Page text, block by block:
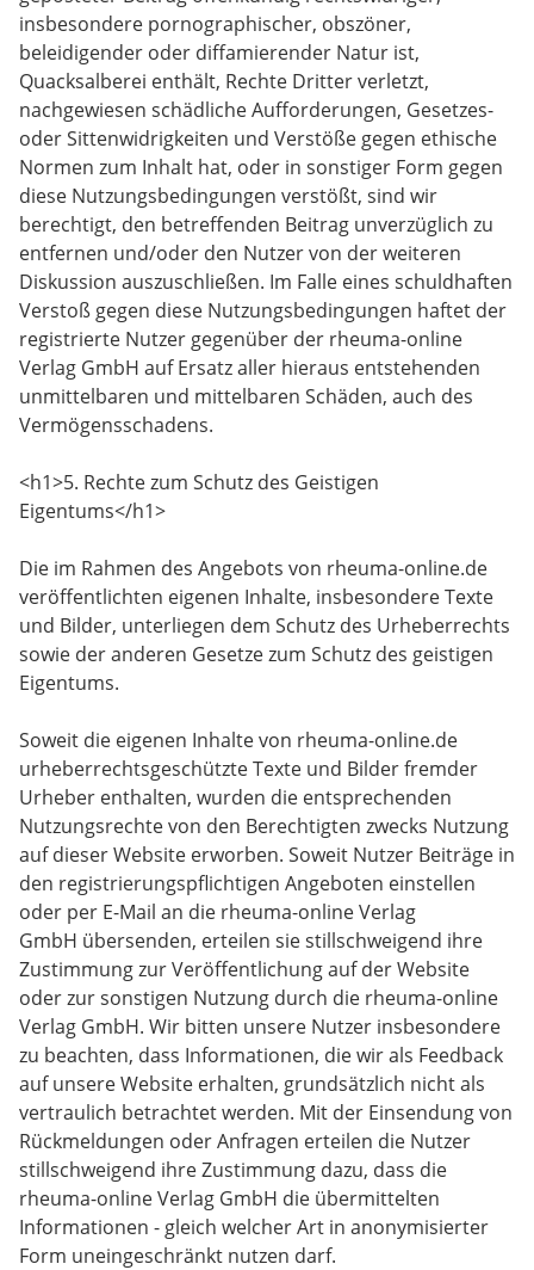
insbesondere pornographischer, obszöner,
beleidigender oder diffamierender Natur ist,
Quacksalberei enthält, Rechte Dritter verletzt,
nachgewiesen schädliche Aufforderungen, Gesetzes-
oder Sittenwidrigkeiten und Verstöße gegen ethische
Normen zum Inhalt hat, oder in sonstiger Form gegen
diese Nutzungsbedingungen verstößt, sind wir
berechtigt, den betreffenden Beitrag unverzüglich zu
entfernen und/oder den Nutzer von der weiteren
Diskussion auszuschließen. Im Falle eines schuldhaften
Verstoß gegen diese Nutzungsbedingungen haftet der
registrierte Nutzer gegenüber der rheuma-online
Verlag GmbH auf Ersatz aller hieraus entstehenden
unmittelbaren und mittelbaren Schäden, auch des
Vermögensschadens.
<h1>5. Rechte zum Schutz des Geistigen
Eigentums</h1>
Die im Rahmen des Angebots von rheuma-online.de
veröffentlichten eigenen Inhalte, insbesondere Texte
und Bilder, unterliegen dem Schutz des Urheberrechts
sowie der anderen Gesetze zum Schutz des geistigen
Eigentums.
Soweit die eigenen Inhalte von rheuma-online.de
urheberrechtsgeschützte Texte und Bilder fremder
Urheber enthalten, wurden die entsprechenden
Nutzungsrechte von den Berechtigten zwecks Nutzung
auf dieser Website erworben. Soweit Nutzer Beiträge in
den registrierungspflichtigen Angeboten einstellen
oder per E-Mail an die rheuma-online Verlag
GmbH übersenden, erteilen sie stillschweigend ihre
Zustimmung zur Veröffentlichung auf der Website
oder zur sonstigen Nutzung durch die rheuma-online
Verlag GmbH. Wir bitten unsere Nutzer insbesondere
zu beachten, dass Informationen, die wir als Feedback
auf unsere Website erhalten, grundsätzlich nicht als
vertraulich betrachtet werden. Mit der Einsendung von
Rückmeldungen oder Anfragen erteilen die Nutzer
stillschweigend ihre Zustimmung dazu, dass die
rheuma-online Verlag GmbH die übermittelten
Informationen - gleich welcher Art in anonymisierter
Form uneingeschränkt nutzen darf.